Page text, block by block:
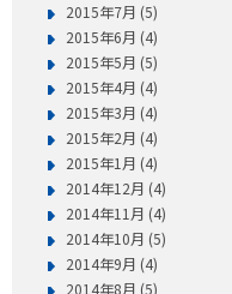
2015年7月 (5)
2015年6月 (4)
2015年5月 (5)
2015年4月 (4)
2015年3月 (4)
2015年2月 (4)
2015年1月 (4)
2014年12月 (4)
2014年11月 (4)
2014年10月 (5)
2014年9月 (4)
2014年8月 (5)